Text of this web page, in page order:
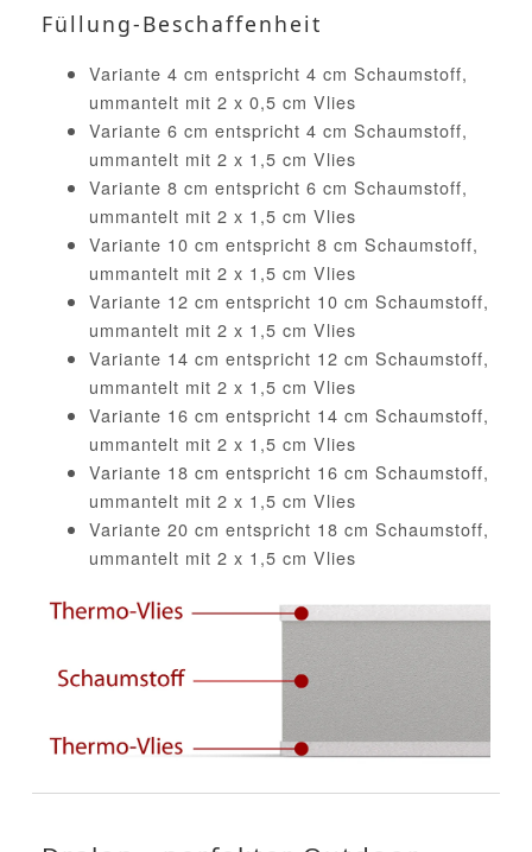
Füllung-Beschaffenheit
Variante 4 cm entspricht 4 cm Schaumstoff,
ummantelt mit 2 x 0,5 cm Vlies
Variante 6 cm entspricht 4 cm Schaumstoff,
ummantelt mit 2 x 1,5 cm Vlies
Variante 8 cm entspricht 6 cm Schaumstoff,
ummantelt mit 2 x 1,5 cm Vlies
Variante 10 cm entspricht 8 cm Schaumstoff,
ummantelt mit 2 x 1,5 cm Vlies
Variante 12 cm entspricht 10 cm Schaumstoff,
ummantelt mit 2 x 1,5 cm Vlies
Variante 14 cm entspricht 12 cm Schaumstoff,
ummantelt mit 2 x 1,5 cm Vlies
Variante 16 cm entspricht 14 cm Schaumstoff,
ummantelt mit 2 x 1,5 cm Vlies
Variante 18 cm entspricht 16 cm Schaumstoff,
ummantelt mit 2 x 1,5 cm Vlies
Variante 20 cm entspricht 18 cm Schaumstoff,
ummantelt mit 2 x 1,5 cm Vlies